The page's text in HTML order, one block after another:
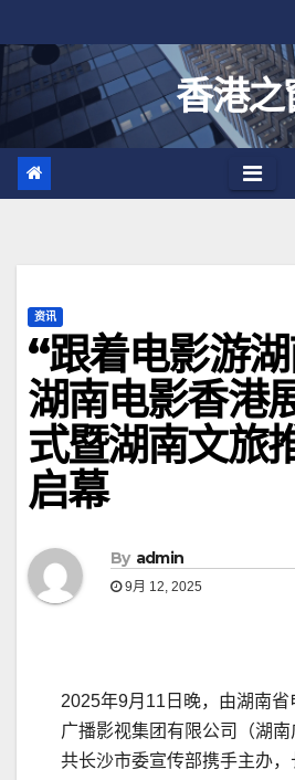
至
香港之
资讯
“跟着电影游
湖南电影香港
式暨湖南文旅
启幕
By admin
9月 12, 2025
2025年9月11日晚，由湖南
广播影视集团有限公司（湖南
共长沙市委宣传部携手主办